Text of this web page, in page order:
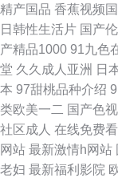
精产国品 香蕉视频
日韩性生活片 国产
产精品1000 91九色
堂 久久成人亚洲 日
本 97甜桃品种介绍
类欧美一二 国产色
社区成人 在线免费
网站 最新激情h网站
老妇 最新福利影院